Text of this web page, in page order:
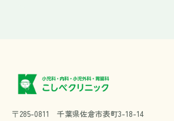
〒285-0811 千葉県佐倉市表町3-18-14